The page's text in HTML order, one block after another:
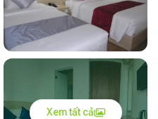
Xem tất cả